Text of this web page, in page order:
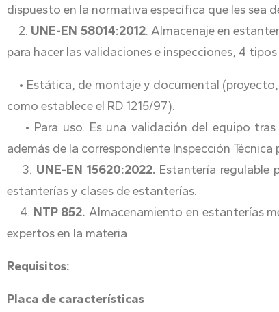
dispuesto en la normativa específica que les sea
2. UNE-EN 58014:2012. Almacenaje en
para hacer las validaciones e inspecciones, 4
• Estática, de montaje y documental (proyecto,
como establece el RD 1215/97).
• Para uso. Es una validación del equipo
además de la correspondiente Inspección Técnica
3. UNE-EN 15620:2022. Estantería regulable
estanterías y clases de estanterías.
4. NTP 852. Almacenamiento en estanterías
expertos en la materia
Requisitos:
Placa de características